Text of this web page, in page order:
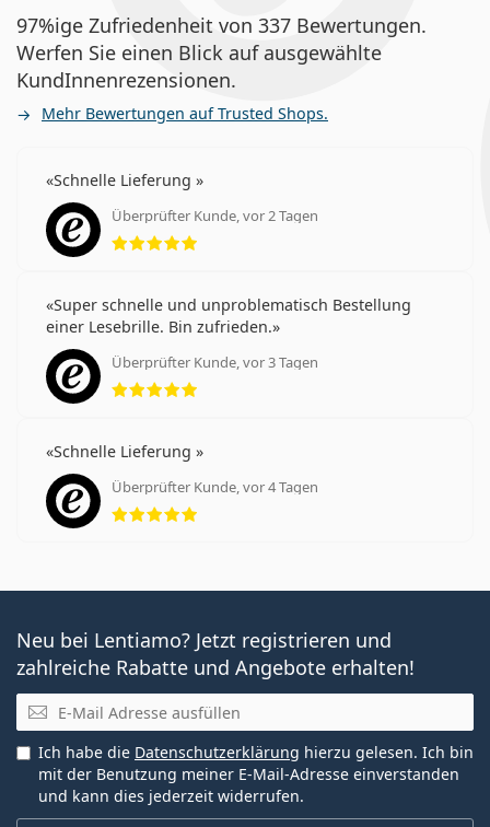
97%ige Zufriedenheit von 337 Bewertungen.
Werfen Sie einen Blick auf ausgewählte
KundInnenrezensionen.
Mehr Bewertungen auf Trusted Shops.
Schnelle Lieferung
Überprüfter Kunde, vor 2 Tagen
Bewertung 5 aus 5
Super schnelle und unproblematisch Bestellung
einer Lesebrille. Bin zufrieden.
Überprüfter Kunde, vor 3 Tagen
Bewertung 5 aus 5
Schnelle Lieferung
Überprüfter Kunde, vor 4 Tagen
Bewertung 5 aus 5
Neu bei Lentiamo? Jetzt registrieren und
zahlreiche Rabatte und Angebote erhalten!
E-Mail
Ich habe die Datenschutzerklärung hierzu gelesen. Ich bin
mit der Benutzung meiner E-Mail-Adresse einverstanden
und kann dies jederzeit widerrufen.